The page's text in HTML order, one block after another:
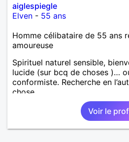
aiglespiegle
Elven - 55 ans
Homme célibataire de 55 ans
amoureuse
Spirituel naturel sensible,
lucide (sur bcq de choses )…
conformiste. Recherche en
chose…
Voir le